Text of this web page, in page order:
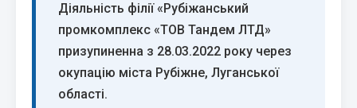
Діяльність філії «Рубіжанський
промкомплекс «ТОВ Тандем ЛТД»
призупиненна з 28.03.2022 року через
окупацію міста Рубіжне, Луганської
області.